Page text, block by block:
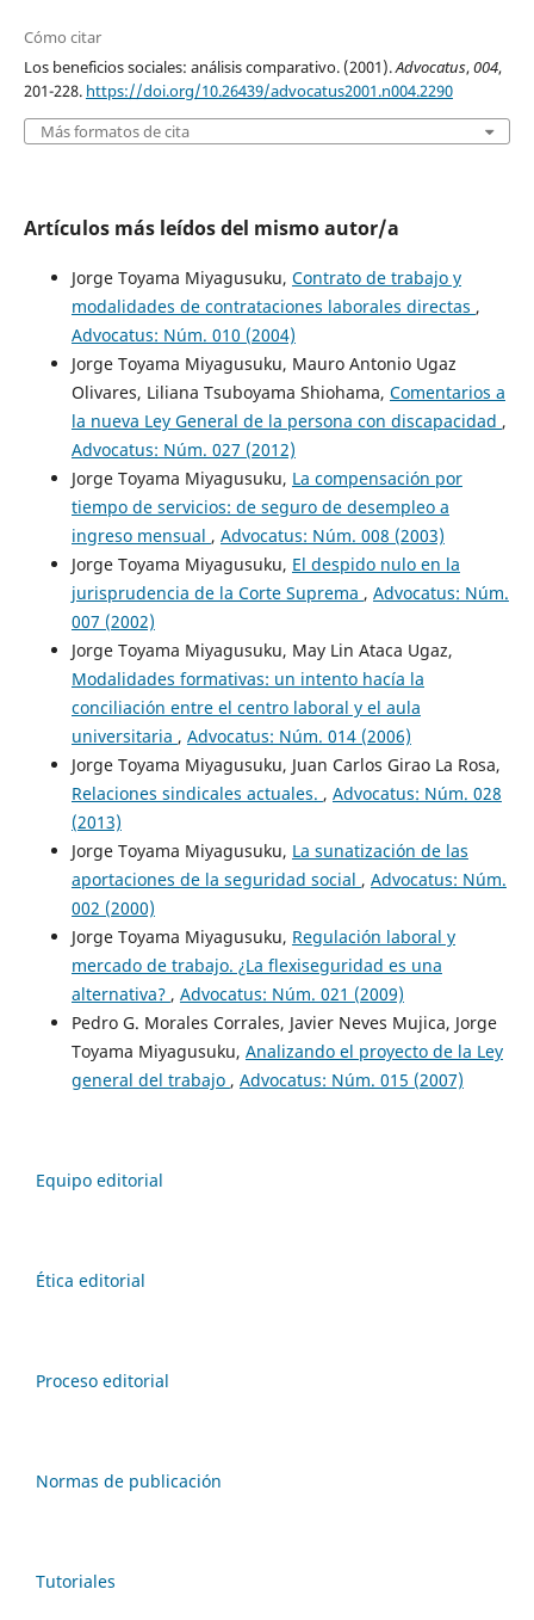
Cómo citar
Los beneficios sociales: análisis comparativo. (2001).Advocatus,004,
201-228. https://doi.org/10.26439/advocatus2001.n004.2290
Más formatos de cita
Artículos más leídos del mismo autor/a
Jorge Toyama Miyagusuku, Contrato de trabajo y
modalidades de contrataciones laborales directas ,
Advocatus: Núm. 010 (2004)
Jorge Toyama Miyagusuku, Mauro Antonio Ugaz
Olivares, Liliana Tsuboyama Shiohama, Comentarios a
la nueva Ley General de la persona con discapacidad ,
Advocatus: Núm. 027 (2012)
Jorge Toyama Miyagusuku, La compensación por
tiempo de servicios: de seguro de desempleo a
ingreso mensual , Advocatus: Núm. 008 (2003)
Jorge Toyama Miyagusuku, El despido nulo en la
jurisprudencia de la Corte Suprema , Advocatus: Núm.
007 (2002)
Jorge Toyama Miyagusuku, May Lin Ataca Ugaz,
Modalidades formativas: un intento hacía la
conciliación entre el centro laboral y el aula
universitaria , Advocatus: Núm. 014 (2006)
Jorge Toyama Miyagusuku, Juan Carlos Girao La Rosa,
Relaciones sindicales actuales. , Advocatus: Núm. 028
(2013)
Jorge Toyama Miyagusuku, La sunatización de las
aportaciones de la seguridad social , Advocatus: Núm.
002 (2000)
Jorge Toyama Miyagusuku, Regulación laboral y
mercado de trabajo. ¿La flexiseguridad es una
alternativa? , Advocatus: Núm. 021 (2009)
Pedro G. Morales Corrales, Javier Neves Mujica, Jorge
Toyama Miyagusuku, Analizando el proyecto de la Ley
general del trabajo , Advocatus: Núm. 015 (2007)
Equipo editorial
Ética editorial
Proceso editorial
Normas de publicación
Tutoriales